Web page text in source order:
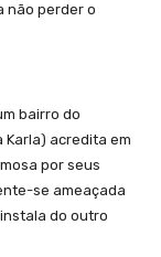
não perder o
bairro do
Karla) acredita em
por seus
se ameaçada
do outro